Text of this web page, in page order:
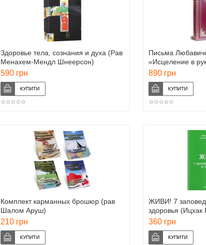
Здоровье тела, сознания и духа (Рав
Менахем-Мендл Шнеерсон)
590 грн
Письма
«Исцеление в
890 грн
Комплект карманных брошюр (рав
Шалом Аруш)
210 грн
ЖИВИ! 7
здоровья
Пинтосевич)
360 грн